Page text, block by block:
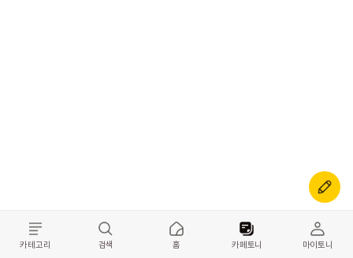
카테고리 검색 홈 카페토니 마이토니